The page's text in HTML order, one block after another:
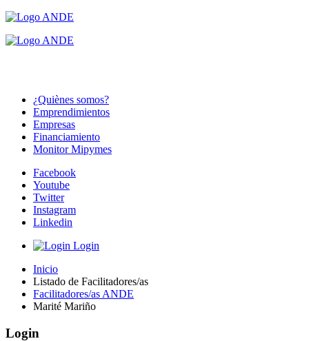
¿Quiènes somos?
Emprendimientos
Empresas
Financiamiento
Monitor Mipymes
Facebook
Youtube
Twitter
Instagram
Linkedin
Login
Inicio
Listado de Facilitadores/as
Facilitadores/as ANDE
Marité Mariño
Login